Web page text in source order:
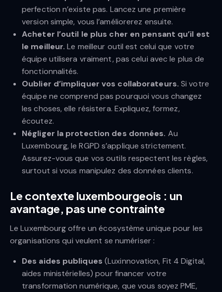
perfection n’existe pas. Lancez une première
version simple, vous l’améliorerez ensuite.
Acheter l’outil le plus cher en pensant qu’il est
le meilleur. Le meilleur outil est celui que votre
équipe utilisera vraiment, pas celui avec le plus de
fonctionnalités.
Oublier d’impliquer vos collaborateurs. Si votre
équipe ne comprend pas pourquoi vous changez
les choses, elle résistera. Expliquez, formez,
écoutez.
Négliger la protection des données. Au
Luxembourg, le RGPD s’applique strictement.
Assurez-vous que vos outils respectent les règles,
surtout si vous manipulez des données clients.
Le contexte luxembourgeois : un
avantage, pas une contrainte
Le Luxembourg offre un écosystème unique pour les
organisations qui veulent se numériser :
Des aides publiques (Luxinnovation, Fit 4 Digital,
aides ministérielles) pour financer votre
transformation numérique, que vous soyez PME,